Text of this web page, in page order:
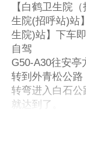
【白鹤卫生院
生院(招呼站)站
生院)站】下车即
自驾
G50-A30往安
转到外青松公
转弯进入白石公
就达到了。